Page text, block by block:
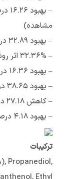
–
مشاهده)
– بهبود ۳۲.۸۹ درصدی رنگ پوست (کاهش قرمزی و التهابات)
– ۳۲.۳۶% اثر روشن کنندگی (درخشندگی پوست)
– بهبود ۱۶.۳۶ درصد کشسانی پوست (کشسانی داخلی)
– بهبود ۳۸.۶۵ درصدی اندازه منافذ باز
– کاهش ۲۷.۱۸ درصدی تعداد منافذ باز
– بهبود ۴.۱۸ درصدی سن پوست (جوانسازی)
ترکیبات
Propanediol,